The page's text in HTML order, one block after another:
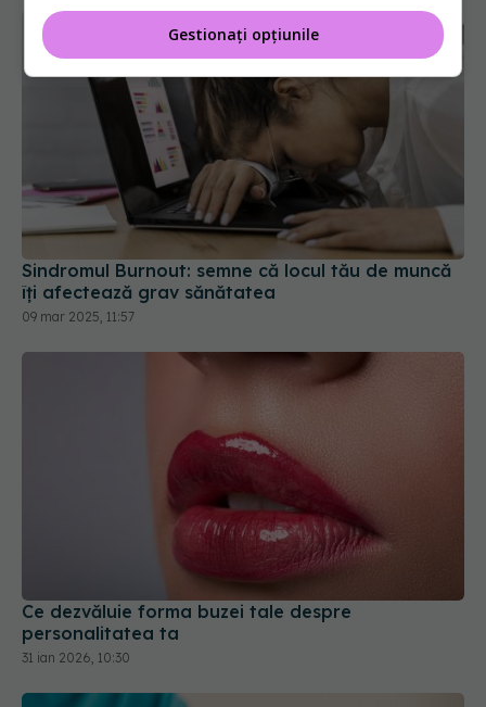
Sindromul Burnout: semne că locul tău de muncă
îți afectează grav sănătatea
Ce dezvăluie forma buzei tale despre
personalitatea ta
Gestionați opțiunile